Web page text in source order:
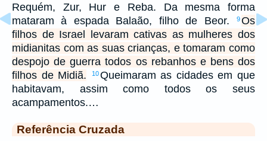
Requém, Zur, Hur e Reba. Da mesma forma
mataram à espada Balaão, filho de Beor.
9Os
filhos de Israel levaram cativas as mulheres dos
midianitas com as suas crianças, e tomaram como
despojo de guerra todos os rebanhos e bens dos
filhos de Midiã.
10Queimaram as cidades em que
habitavam, assim como todos os seus
acampamentos.…
Referência Cruzada